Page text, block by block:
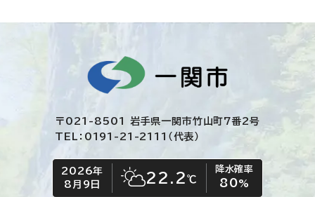
〒021-8501 岩手県一関市竹山町7番2号
TEL：0191-21-2111（代表）
今日の日付
2026年
8月9日
今日の天気
晴れ時々くもり
22.2℃
降水確率
80%